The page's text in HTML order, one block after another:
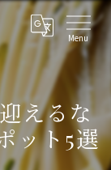
えるな
ット5選